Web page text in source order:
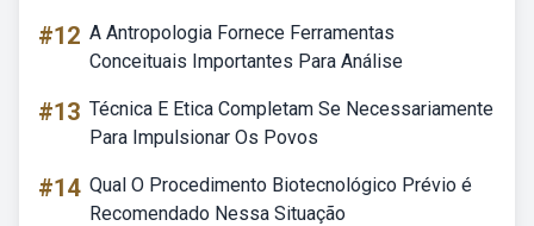
#12 A Antropologia Fornece Ferramentas
Conceituais Importantes Para Análise
#13 Técnica E Etica Completam Se Necessariamente
Para Impulsionar Os Povos
#14 Qual O Procedimento Biotecnológico Prévio é
Recomendado Nessa Situação